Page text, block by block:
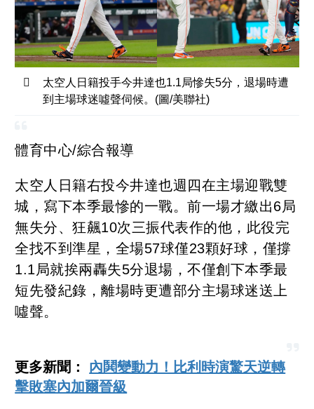
太空人日籍投手今井達也1.1局慘失5分，退場時遭
到主場球迷噓聲伺候。(圖/美聯社)
體育中心/綜合報導
太空人日籍右投今井達也週四在主場迎戰雙
城，寫下本季最慘的一戰。前一場才繳出6局
無失分、狂飆10次三振代表作的他，此役完
全找不到準星，全場57球僅23顆好球，僅撐
1.1局就挨兩轟失5分退場，不僅創下本季最
短先發紀錄，離場時更遭部分主場球迷送上
噓聲。
更多新聞： 內鬨變動力！比利時演驚天逆轉
擊敗塞內加爾晉級